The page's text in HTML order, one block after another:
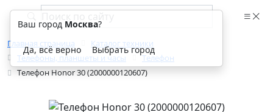
Главная страница
Каталог техники
Телефоны, планшеты и часы
Телефон
Телефон Honor 30 (2000000120607)
Ваш город Москва?
Да, всё верно Выбрать город